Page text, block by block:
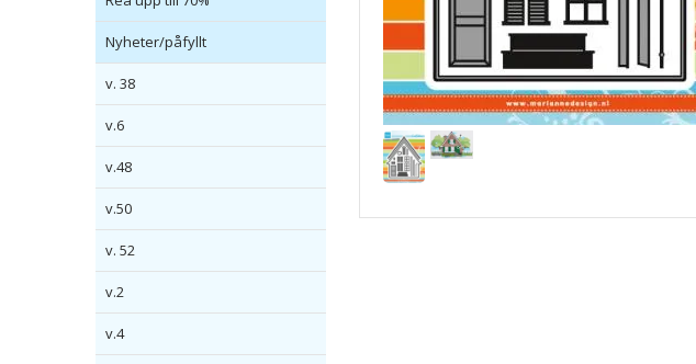
Nyheter/påfyllt
v. 38
v.6
v.48
v.50
v. 52
v.2
v.4